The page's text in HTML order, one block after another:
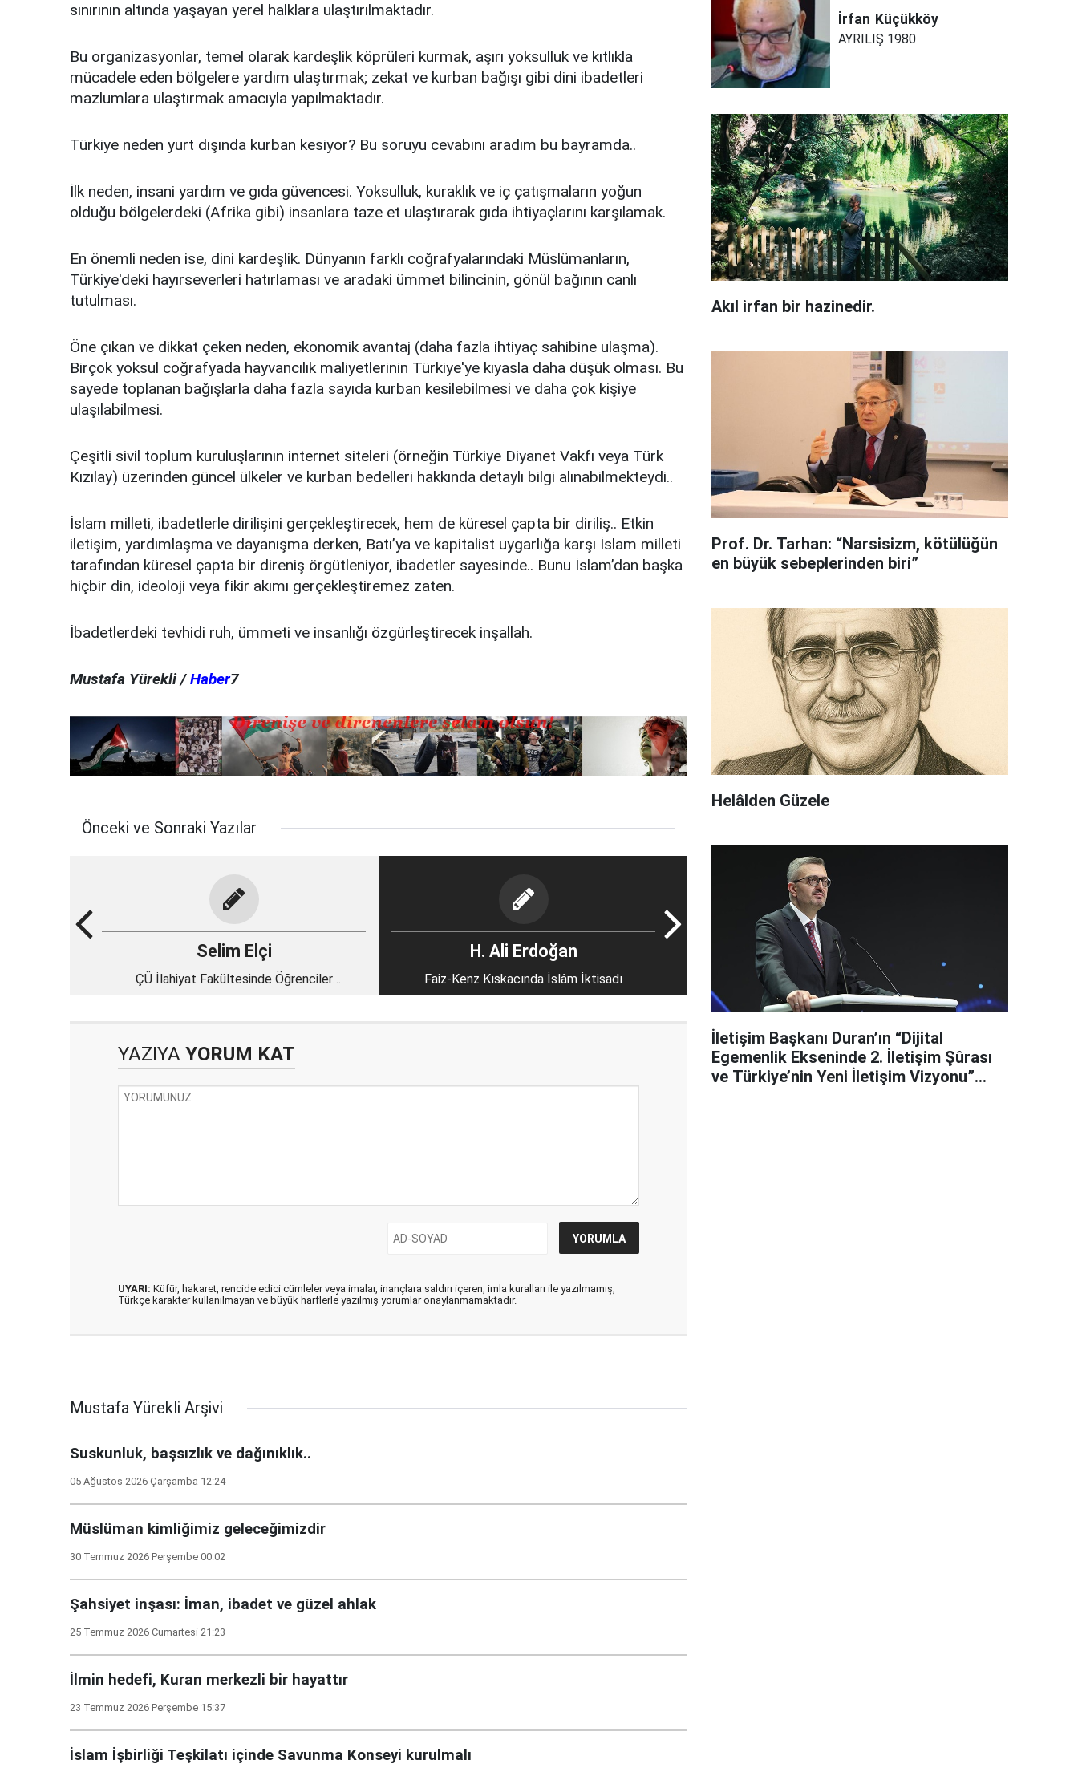
sınırının altında yaşayan yerel halklara ulaştırılmaktadır.
Bu organizasyonlar, temel olarak kardeşlik köprüleri kurmak, aşırı yoksulluk ve kıtlıkla
mücadele eden bölgelere yardım ulaştırmak; zekat ve kurban bağışı gibi dini ibadetleri
mazlumlara ulaştırmak amacıyla yapılmaktadır.
Türkiye neden yurt dışında kurban kesiyor? Bu soruyu cevabını aradım bu bayramda..
İlk neden, insani yardım ve gıda güvencesi. Yoksulluk, kuraklık ve iç çatışmaların yoğun
olduğu bölgelerdeki (Afrika gibi) insanlara taze et ulaştırarak gıda ihtiyaçlarını karşılamak.
En önemli neden ise, dini kardeşlik. Dünyanın farklı coğrafyalarındaki Müslümanların,
Türkiye'deki hayırseverleri hatırlaması ve aradaki ümmet bilincinin, gönül bağının canlı
tutulması.
Öne çıkan ve dikkat çeken neden, ekonomik avantaj (daha fazla ihtiyaç sahibine ulaşma).
Birçok yoksul coğrafyada hayvancılık maliyetlerinin Türkiye'ye kıyasla daha düşük olması. Bu
sayede toplanan bağışlarla daha fazla sayıda kurban kesilebilmesi ve daha çok kişiye
ulaşılabilmesi.
Çeşitli sivil toplum kuruluşlarının internet siteleri (örneğin Türkiye Diyanet Vakfı veya Türk
Kızılay) üzerinden güncel ülkeler ve kurban bedelleri hakkında detaylı bilgi alınabilmekteydi..
İslam milleti, ibadetlerle dirilişini gerçekleştirecek, hem de küresel çapta bir diriliş.. Etkin
iletişim, yardımlaşma ve dayanışma derken, Batı’ya ve kapitalist uygarlığa karşı İslam milleti
tarafından küresel çapta bir direniş örgütleniyor, ibadetler sayesinde.. Bunu İslam’dan başka
hiçbir din, ideoloji veya fikir akımı gerçekleştiremez zaten.
İbadetlerdeki tevhidi ruh, ümmeti ve insanlığı özgürleştirecek inşallah.
Mustafa Yürekli /Haber7
Önceki ve Sonraki Yazılar
Selim Elçi
ÇÜ İlahiyat Fakültesinde Öğrenciler
H. Ali Erdoğan
Faiz-Kenz Kıskacında İslâm İktisadı
YAZIYA YORUM KAT
UYARI: Küfür, hakaret, rencide edici cümleler veya imalar, inançlara saldırı içeren, imla kuralları ile yazılmamış,
Türkçe karakter kullanılmayan ve büyük harflerle yazılmış yorumlar onaylanmamaktadır.
Mustafa Yürekli Arşivi
Suskunluk, başsızlık ve dağınıklık..
05 Ağustos 2026 Çarşamba 12:24
Müslüman kimliğimiz geleceğimizdir
30 Temmuz 2026 Perşembe 00:02
Şahsiyet inşası: İman, ibadet ve güzel ahlak
25 Temmuz 2026 Cumartesi 21:23
İlmin hedefi, Kuran merkezli bir hayattır
23 Temmuz 2026 Perşembe 15:37
İslam İşbirliği Teşkilatı içinde Savunma Konseyi kurulmalı
İrfan Küçükköy
AYRILIŞ 1980
Akıl irfan bir hazinedir.
Prof. Dr. Tarhan: “Narsisizm, kötülüğün
en büyük sebeplerinden biri”
Helâlden Güzele
İletişim Başkanı Duran’ın “Dijital
Egemenlik Ekseninde 2. İletişim Şûrası
ve Türkiye’nin Yeni İletişim Vizyonu”